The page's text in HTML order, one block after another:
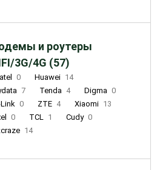
и роутеры
3G/4G (57)
0 Huawei 14
7 Tenda 4 Digma 0
0 ZTE 4 Xiaomi 13
0 TCL 1 Cudy 0
14